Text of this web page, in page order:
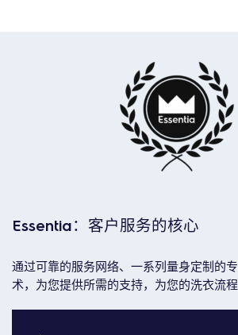
Essentia：客户服务的核心
通过可靠的服务网络、一系列量身定制的
术，为您提供所需的支持，为您的洗衣流程